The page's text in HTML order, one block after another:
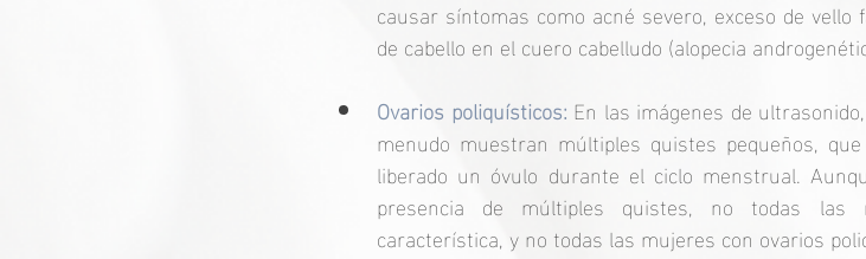
causar síntomas como acné severo, exceso de
de cabello en el cuero cabelludo (alopecia
Ovarios poliquísticos: En las imágenes de
menudo muestran múltiples quistes pequeños,
liberado un óvulo durante el ciclo menstrual.
presencia de múltiples quistes, no todas las
característica, y no todas las mujeres con ovarios